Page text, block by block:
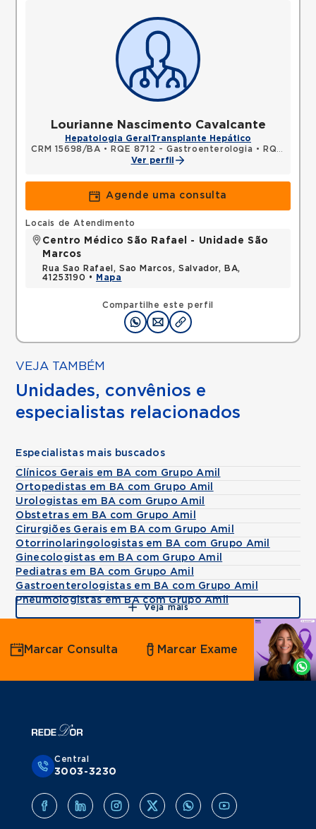
Lourianne Nascimento Cavalcante
Hepatologia Geral Transplante Hepático
CRM 15698/BA • RQE 8712 - Gastroenterologia •
RQE 8713 - Clínica médica
Ver perfil
Agende uma consulta
Compartilhe este perfil
Locais de Atendimento
Centro Médico São Rafael - Unidade São
Marcos
Rua Sao Rafael, Sao Marcos, Salvador, BA,
41253190 •
Mapa
VEJA TAMBÉM
Unidades, convênios e
especialistas relacionados
Especialistas mais buscados
Clínicos Gerais em BA com Grupo Amil
Ortopedistas em BA com Grupo Amil
Urologistas em BA com Grupo Amil
Obstetras em BA com Grupo Amil
Cirurgiões Gerais em BA com Grupo Amil
Otorrinolaringologistas em BA com Grupo Amil
Ginecologistas em BA com Grupo Amil
Pediatras em BA com Grupo Amil
Gastroenterologistas em BA com Grupo Amil
Pneumologistas em BA com Grupo Amil
Veja mais
Agende
por
Whatsapp
Marcar Consulta Marcar Exame
Central
3003-3230